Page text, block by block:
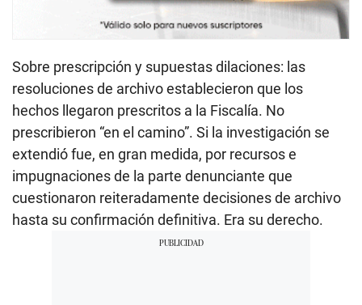
Sobre prescripción y supuestas dilaciones: las
resoluciones de archivo establecieron que los
hechos llegaron prescritos a la Fiscalía. No
prescribieron “en el camino”. Si la investigación se
extendió fue, en gran medida, por recursos e
impugnaciones de la parte denunciante que
cuestionaron reiteradamente decisiones de archivo
hasta su confirmación definitiva. Era su derecho.